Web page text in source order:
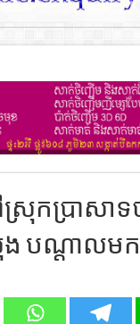
ស្រុកប្រាសាទ
បណ្តាលមក